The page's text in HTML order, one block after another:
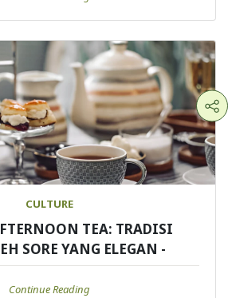
CULTURE
TEA: TRADISI
SORE YANG ELEGAN -
Continue Reading